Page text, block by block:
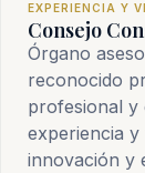
EXPERIENCIA Y
Consejo
Órgano
reconocido
profesional y
experiencia
innovación y